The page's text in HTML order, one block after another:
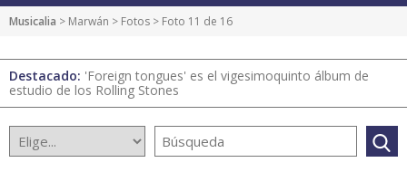
Musicalia > Marwán > Fotos > Foto 11 de 16
Destacado: 'Foreign tongues' es el vigesimoquinto álbum de
estudio de los Rolling Stones